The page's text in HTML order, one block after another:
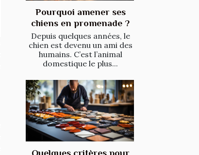
Pourquoi amener ses
chiens en promenade ?
Depuis quelques années, le
chien est devenu un ami des
humains. C’est l’animal
domestique le plus...
Quelques critères pour